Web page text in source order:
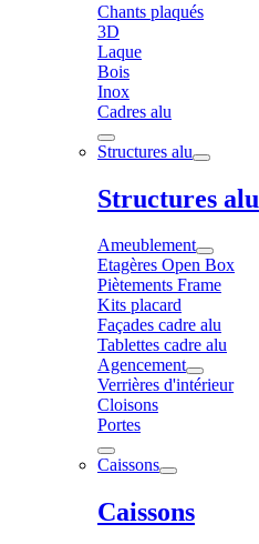
Chants plaqués
3D
Laque
Bois
Inox
Cadres alu
Structures alu
Structures alu
Ameublement
Etagères Open Box
Piètements Frame
Kits placard
Façades cadre alu
Tablettes cadre alu
Agencement
Verrières d'intérieur
Cloisons
Portes
Caissons
Caissons